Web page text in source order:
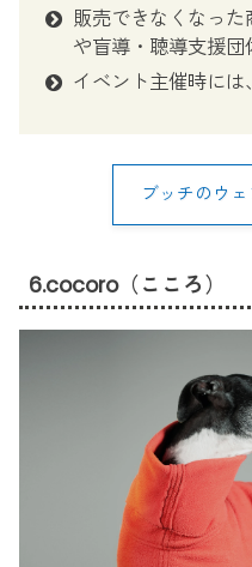
販売できなくなっ
や盲導・聴導支援
イベント主催時に
ブッチのウ
6.cocoro（こころ）